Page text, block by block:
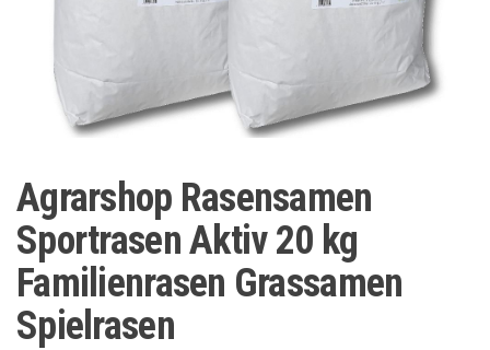
Agrarshop Rasensamen
Sportrasen Aktiv 20 kg
Familienrasen Grassamen
Spielrasen